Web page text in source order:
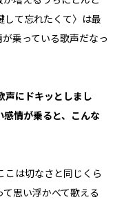
て忘れたくて〉は最
乗っている歌声だなっ
にドキッとしまし
情が乗ると、こんな
こは切なさと同じくら
思い浮かべて歌える